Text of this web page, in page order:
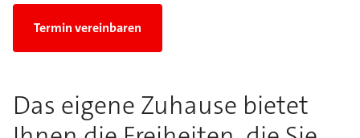
Termin vereinbaren
Das eigene Zuhause bietet